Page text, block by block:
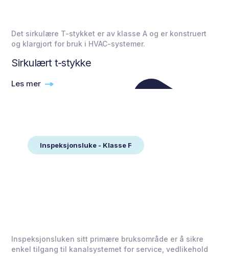
Det sirkulære T-stykket er av klasse A og er konstruert
og klargjort for bruk i HVAC-systemer.
Sirkulært t-stykke
Les mer
Inspeksjonsluke - Klasse F
Inspeksjonsluken sitt primære bruksområde er å sikre
enkel tilgang til kanalsystemet for service, vedlikehold